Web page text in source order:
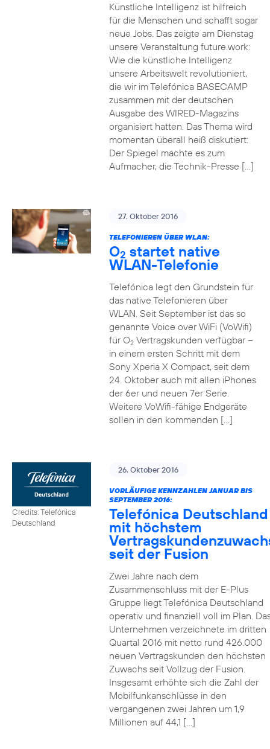
Künstliche Intelligenz ist hilfreich
für die Menschen und schafft sogar
neue Jobs. Das zeigte am Dienstag
unsere Veranstaltung future.work:
Wie die künstliche Intelligenz
unsere Arbeitswelt revolutioniert,
die wir im Telefónica BASECAMP
zusammen mit der deutschen
Ausgabe des WIRED-Magazins
organisiert hatten. Das Thema wird
momentan überall heiß diskutiert:
Der Spiegel machte es zum
Aufmacher, die Technik-Presse […]
27. Oktober 2016
TELEFONIEREN ÜBER WLAN:
O2 startet native
WLAN-Telefonie
Telefónica legt den Grundstein für
das native Telefonieren über
WLAN. Seit September ist das so
genannte Voice over WiFi (VoWifi)
für O2Vertragskunden verfügbar –
in einem ersten Schritt mit dem
Sony Xperia X Compact, seit dem
24. Oktober auch mit allen iPhones
der 6er und neuen 7er Serie.
Weitere VoWifi-fähige Endgeräte
sollen in den kommenden […]
Credits: Telefónica
Deutschland
26. Oktober 2016
VORLÄUFIGE KENNZAHLEN JANUAR BIS
SEPTEMBER 2016:
Telefónica Deutschland
mit höchstem
seit der Fusion
Zwei Jahre nach dem
Zusammenschluss mit der E-Plus
Gruppe liegt Telefónica Deutschland
operativ und finanziell voll im Plan.
Unternehmen verzeichnete im dritten
Quartal 2016 mit netto rund 426.000
neuen Vertragskunden den höchsten
Zuwachs seit Vollzug der Fusion.
Insgesamt erhöhte sich die Zahl der
Mobilfunkanschlüsse in den
vergangenen zwei Jahren um 1,9
Millionen auf 44,1 […]